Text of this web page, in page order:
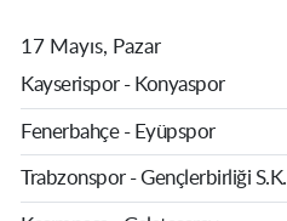
17 Mayıs, Pazar
Kayserispor - Konyaspor
Fenerbahçe - Eyüpspor
Trabzonspor - Gençlerbirliği S.K.